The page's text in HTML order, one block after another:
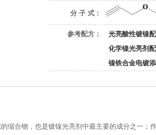
分 子 式：
参考配方：
光亮酸性镀镍
化学镍光亮剂
镍铁合金电镀
缩合物，也是镀镍光亮剂中最主要的成分之一；